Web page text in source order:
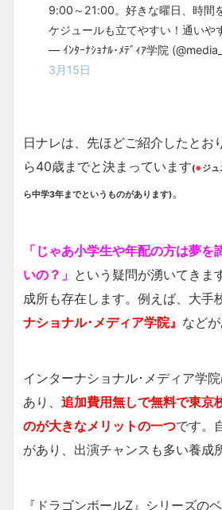
9:00～21:00。好きな曜日、時間
ケジュールも立てやすい！通いや
— ｲﾝﾀｰﾅｼｮﾅﾙ･ﾒﾃﾞｨｱ学院
3月15日
日ナレは、先ほどご紹介したとお
ら40歳までと決まっています(※ジ
ら中学3年までというものがあります)。
「じゃあ小学生や年配の方は夢を
いの？」 という疑問が湧いてきま
成所も存在します。例えば、大手
ナショナル･メディア学院』 などが
インターナショナル･メディア学
あり、 追加費用無しで無料で東京
のが大きなメリットの一つです。
があり、出演チャンスも多い養成
『ドラゴンボールZ』シリーズの